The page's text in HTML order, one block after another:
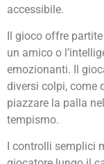
accessibile.
Il gioco offre
un amico o
emozionanti. Il
diversi colpi, come
piazzare la palla
tempismo.
I controlli semplici